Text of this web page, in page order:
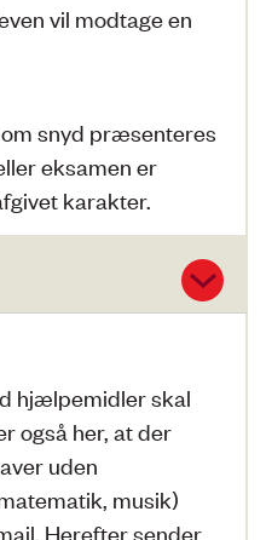
vil modtage en
snyd præsenteres
eksamen er
karakter.
hjælpemidler skal
også her, at der
uden
musik)
Herefter sender